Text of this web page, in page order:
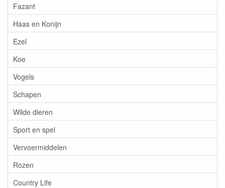
Fazant
Haas en Konijn
Ezel
Koe
Vogels
Schapen
Wilde dieren
Sport en spel
Vervoermiddelen
Rozen
Country Life